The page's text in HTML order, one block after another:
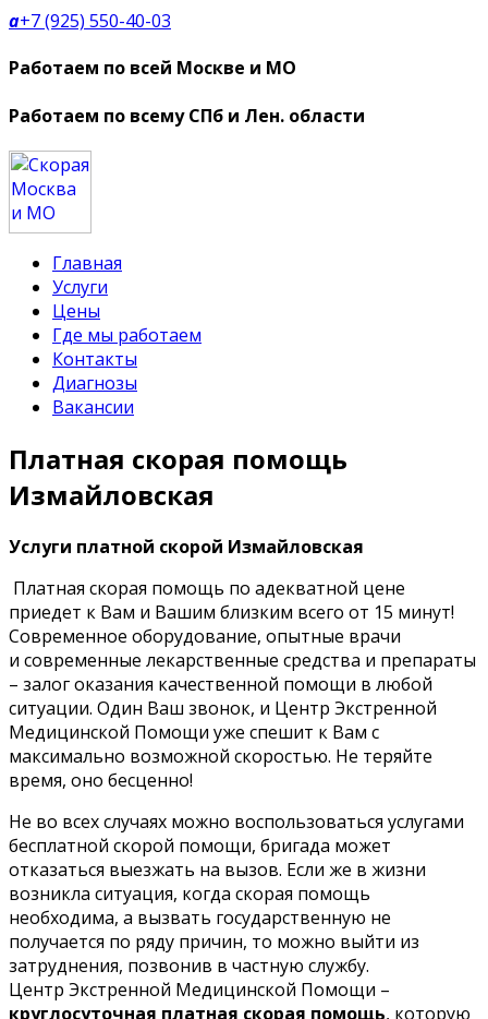
a+7 (925) 550-40-03
Работаем по всей Москве и МО
Работаем по всему СПб и Лен. области
Главная
Услуги
Цены
Где мы работаем
Контакты
Диагнозы
Вакансии
Платная скорая помощь
Измайловская
Услуги платной скорой Измайловская
Платная скорая помощь по адекватной цене
приедет к Вам и Вашим близким всего от 15 минут!
Современное оборудование, опытные врачи
и современные лекарственные средства и препараты
– залог оказания качественной помощи в любой
ситуации. Один Ваш звонок, и Центр Экстренной
Медицинской Помощи уже спешит к Вам с
максимально возможной скоростью. Не теряйте
время, оно бесценно!
Не во всех случаях можно воспользоваться услугами
бесплатной скорой помощи, бригада может
отказаться выезжать на вызов. Если же в жизни
возникла ситуация, когда скорая помощь
необходима, а вызвать государственную не
получается по ряду причин, то можно выйти из
затруднения, позвонив в частную службу.
Центр Экстренной Медицинской Помощи –
круглосуточная платная скорая помощь, которую